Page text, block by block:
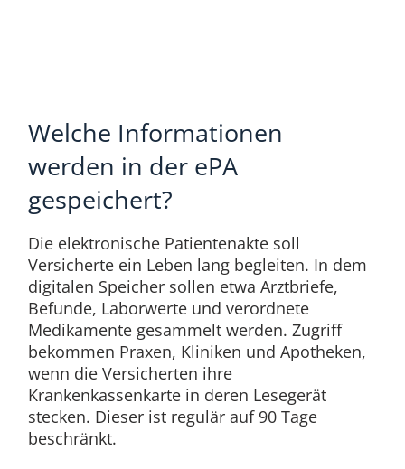
Welche Informationen
werden in der ePA
gespeichert?
Die elektronische Patientenakte soll
Versicherte ein Leben lang begleiten. In dem
digitalen Speicher sollen etwa Arztbriefe,
Befunde, Laborwerte und verordnete
Medikamente gesammelt werden. Zugriff
bekommen Praxen, Kliniken und Apotheken,
wenn die Versicherten ihre
Krankenkassenkarte in deren Lesegerät
stecken. Dieser ist regulär auf 90 Tage
beschränkt.